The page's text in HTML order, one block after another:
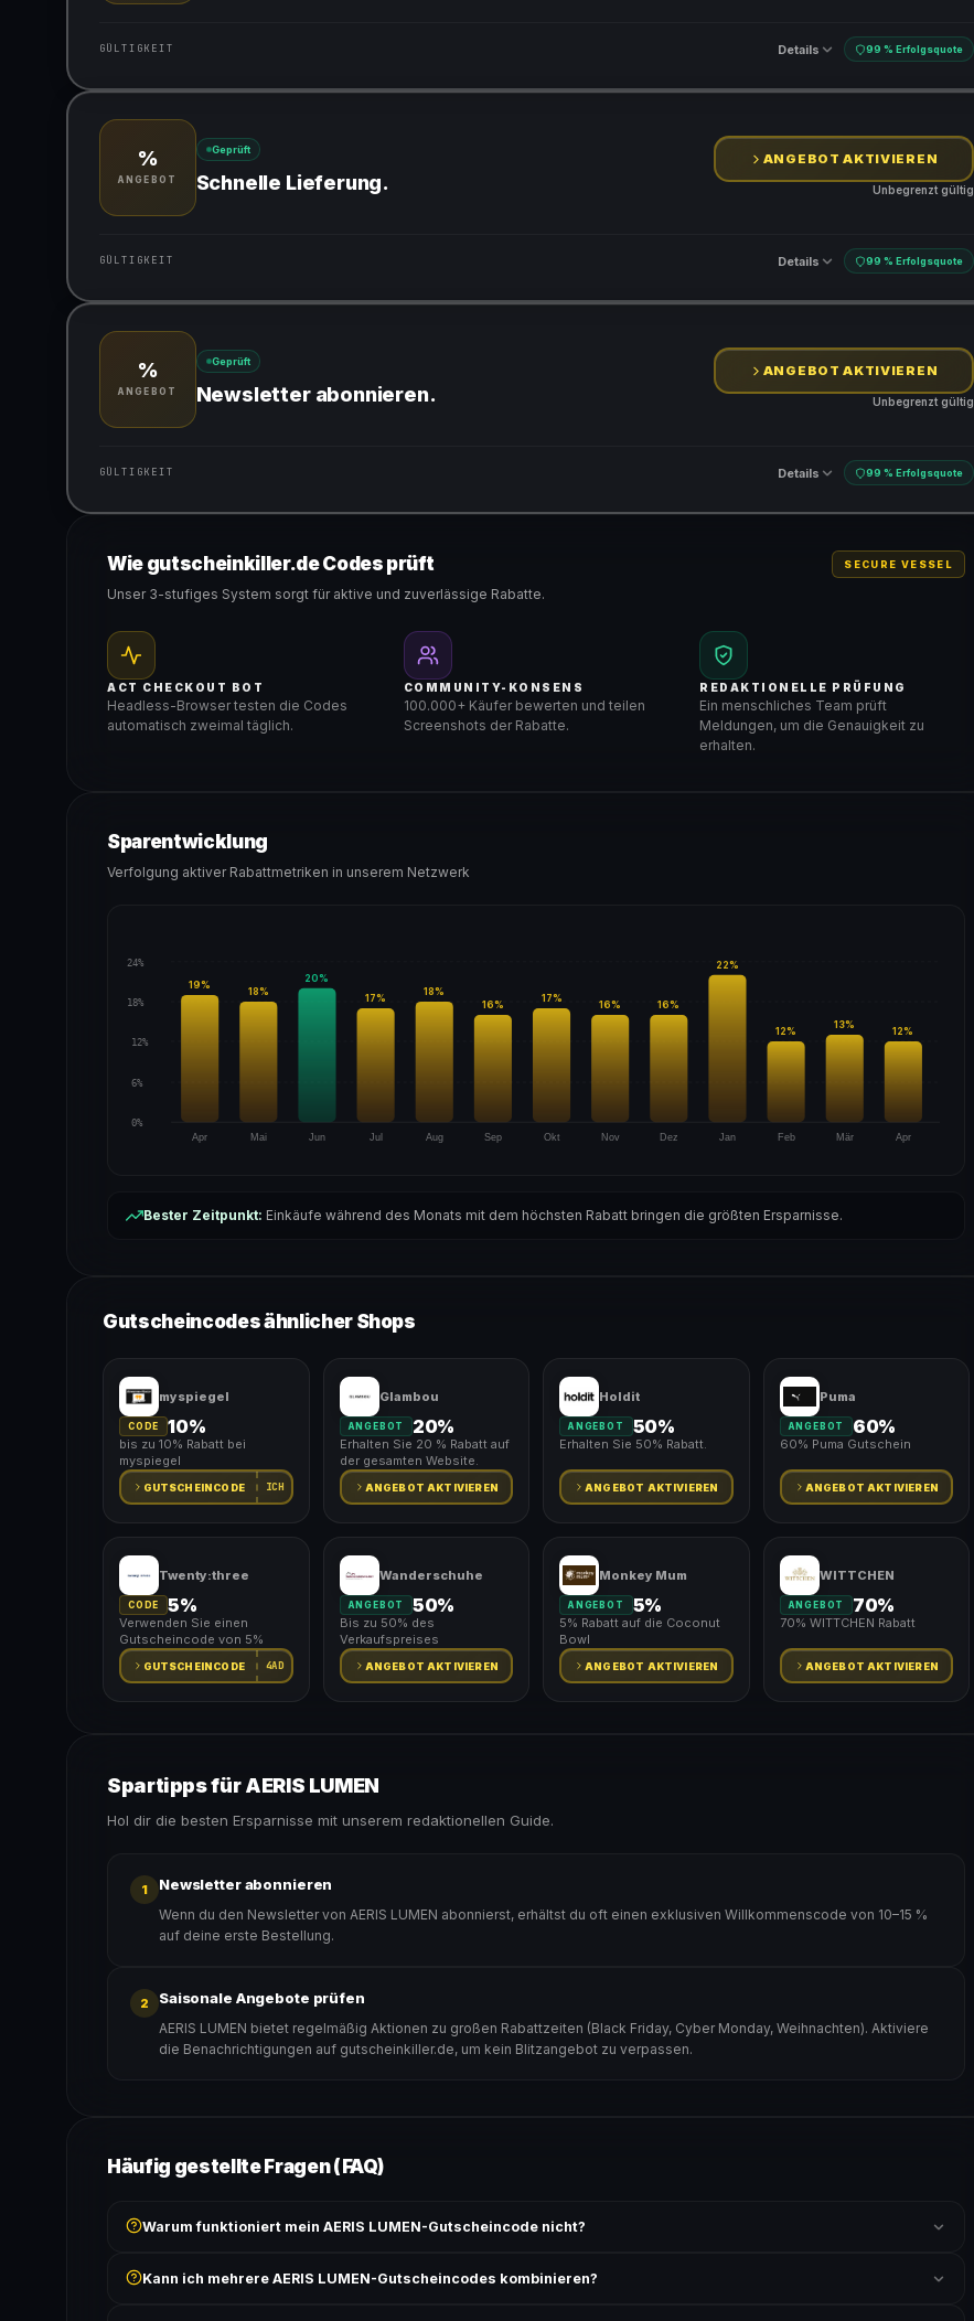
GÜLTIGKEIT Details 99 % Erfolgsquote
Gültig für teilnehmende Produkte
%
ANGEBOT
Geprüft
Schnelle Lieferung.
ANGEBOT AKTIVIEREN
Unbegrenzt gültig
GÜLTIGKEIT Details 99 % Erfolgsquote
Gültig für teilnehmende Produkte
%
ANGEBOT
Geprüft
Newsletter abonnieren.
ANGEBOT AKTIVIEREN
Unbegrenzt gültig
GÜLTIGKEIT Details 99 % Erfolgsquote
Gültig für teilnehmende Produkte
Wie gutscheinkiller.de Codes prüft
Unser 3-stufiges System sorgt für aktive und zuverlässige Rabatte.
SECURE VESSEL
ACT CHECKOUT BOT
Headless-Browser testen die Codes
automatisch zweimal täglich.
COMMUNITY-KONSENS
100.000+ Käufer bewerten und teilen
Screenshots der Rabatte.
REDAKTIONELLE PRÜFUNG
Ein menschliches Team prüft
Meldungen, um die Genauigkeit zu
erhalten.
Sparentwicklung
Verfolgung aktiver Rabattmetriken in unserem Netzwerk
24%
18%
12%
6%
0%
Apr
19%
Mai
18%
Jun
20%
Jul
17%
Aug
18%
Sep
16%
Okt
17%
Nov
16%
Dez
16%
Jan
22%
Feb
12%
Mär
13%
Apr
12%
Bester Zeitpunkt: Einkäufe während des Monats mit dem höchsten Rabatt bringen die größten Ersparnisse.
Gutscheincodes ähnlicher Shops
myspiegel
CODE 10%
bis zu 10% Rabatt bei
myspiegel
GUTSCHEINCODE ICH
Glambou
ANGEBOT 20%
Erhalten Sie 20 % Rabatt auf
der gesamten Website.
ANGEBOT AKTIVIEREN
Holdit
ANGEBOT 50%
Erhalten Sie 50% Rabatt.
ANGEBOT AKTIVIEREN
Puma
ANGEBOT 60%
60% Puma Gutschein
ANGEBOT AKTIVIEREN
Twenty:three
CODE 5%
Verwenden Sie einen
Gutscheincode von 5%
GUTSCHEINCODE 4AD
Wanderschuhe
ANGEBOT 50%
Bis zu 50% des
Verkaufspreises
ANGEBOT AKTIVIEREN
Monkey Mum
ANGEBOT 5%
5% Rabatt auf die Coconut
Bowl
ANGEBOT AKTIVIEREN
WITTCHEN
ANGEBOT 70%
70% WITTCHEN Rabatt
ANGEBOT AKTIVIEREN
Spartipps für AERIS LUMEN
Hol dir die besten Ersparnisse mit unserem redaktionellen Guide.
1 Newsletter abonnieren
Wenn du den Newsletter von AERIS LUMEN abonnierst, erhältst du oft einen exklusiven Willkommenscode von 10–15 %
auf deine erste Bestellung.
2 Saisonale Angebote prüfen
AERIS LUMEN bietet regelmäßig Aktionen zu großen Rabattzeiten (Black Friday, Cyber Monday, Weihnachten). Aktiviere
die Benachrichtigungen auf gutscheinkiller.de, um kein Blitzangebot zu verpassen.
Häufig gestellte Fragen (FAQ)
Warum funktioniert mein AERIS LUMEN-Gutscheincode nicht?
Bedingungen findest du unter „Details".
Kann ich mehrere AERIS LUMEN-Gutscheincodes kombinieren?